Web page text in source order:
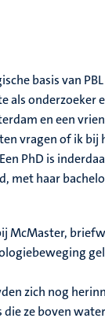
basis van
onderzoeker
en een
vragen of ik
PhD is
met haar
zich nog
ze boven